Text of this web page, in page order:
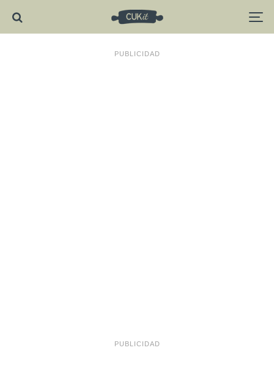
PUBLICIDAD
PUBLICIDAD